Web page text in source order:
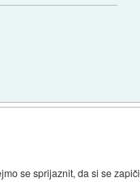
se sprijaznit, da si se